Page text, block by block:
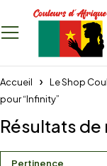
Accueil Le Shop
pour “Infinity”
Résultats de
Pertinence